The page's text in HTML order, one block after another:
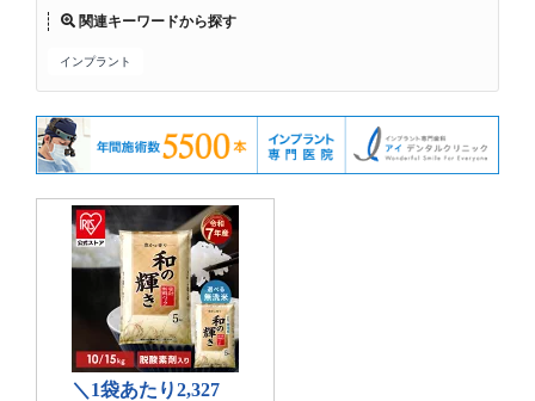
関連キーワードから探す
インプラント